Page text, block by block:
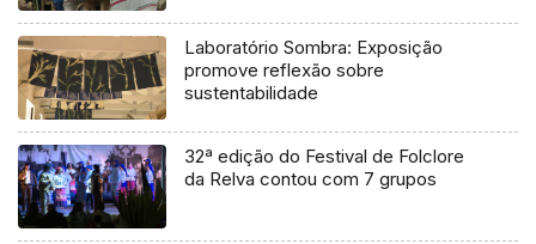
Laboratório Sombra: Exposição
promove reflexão sobre
sustentabilidade
32ª edição do Festival de Folclore
da Relva contou com 7 grupos